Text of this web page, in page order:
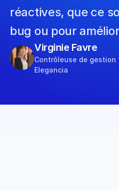
réactives, que ce
bug ou pour
Virginie Favre
Contrôleuse de gestion
Elegancia